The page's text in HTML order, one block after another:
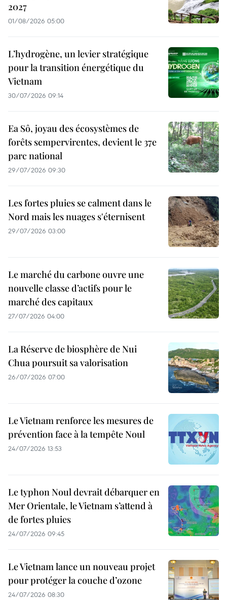
2027
01/08/2026 05:00
L’hydrogène, un levier stratégique
pour la transition énergétique du
Vietnam
30/07/2026 09:14
Ea Sô, joyau des écosystèmes de
forêts sempervirentes, devient le 37e
parc national
29/07/2026 09:30
Les fortes pluies se calment dans le
Nord mais les nuages s'éternisent
29/07/2026 03:00
Le marché du carbone ouvre une
nouvelle classe d’actifs pour le
marché des capitaux
27/07/2026 04:00
La Réserve de biosphère de Nui
Chua poursuit sa valorisation
26/07/2026 07:00
Le Vietnam renforce les mesures de
prévention face à la tempête Noul
24/07/2026 13:53
Le typhon Noul devrait débarquer en
Mer Orientale, le Vietnam s’attend à
de fortes pluies
24/07/2026 09:45
Le Vietnam lance un nouveau projet
pour protéger la couche d’ozone
24/07/2026 08:30